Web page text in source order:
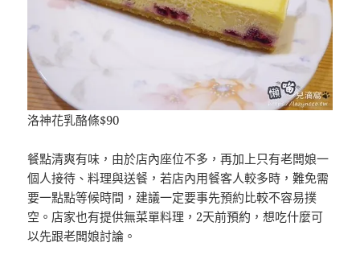
洛神花乳酪條$90
餐點清爽有味，由於店內座位不多，再加上只有老闆娘一
個人接待、料理與送餐，若店內用餐客人較多時，難免需
要一點點等候時間，建議一定要事先預約比較不容易撲
空。店家也有提供無菜單料理，2天前預約，想吃什麼可
以先跟老闆娘討論。